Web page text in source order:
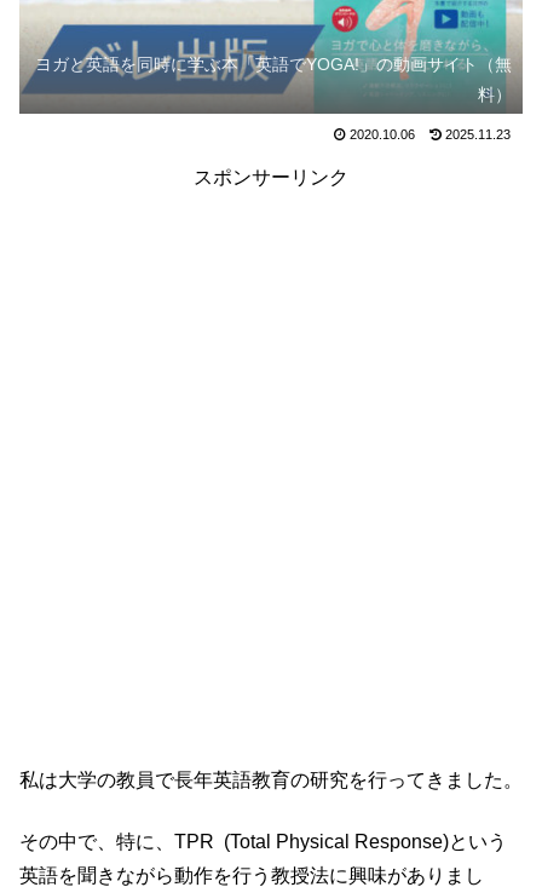
ヨガと英語を同時に学ぶ本「英語でYOGA!」の動画サイト（無
料）
2020.10.06 2025.11.23
スポンサーリンク
私は大学の教員で長年英語教育の研究を行ってきました。
その中で、特に、TPR (Total Physical Response)という
英語を聞きながら動作を行う教授法に興味がありまし